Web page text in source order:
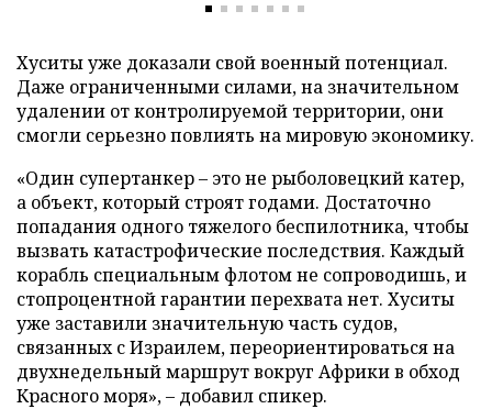
Хуситы уже доказали свой военный потенциал.
Даже ограниченными силами, на значительном
удалении от контролируемой территории, они
смогли серьезно повлиять на мировую экономику.
«Один супертанкер – это не рыболовецкий катер,
а объект, который строят годами. Достаточно
попадания одного тяжелого беспилотника, чтобы
вызвать катастрофические последствия. Каждый
корабль специальным флотом не сопроводишь, и
стопроцентной гарантии перехвата нет. Хуситы
уже заставили значительную часть судов,
связанных с Израилем, переориентироваться на
двухнедельный маршрут вокруг Африки в обход
Красного моря», – добавил спикер.